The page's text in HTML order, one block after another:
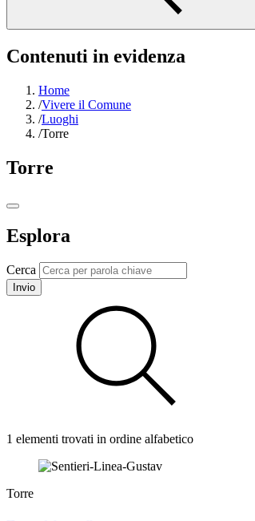
Contenuti in evidenza
Home
/Vivere il Comune
/Luoghi
/Torre
Torre
Esplora
Cerca
Invio
1 elementi trovati in ordine alfabetico
Torre